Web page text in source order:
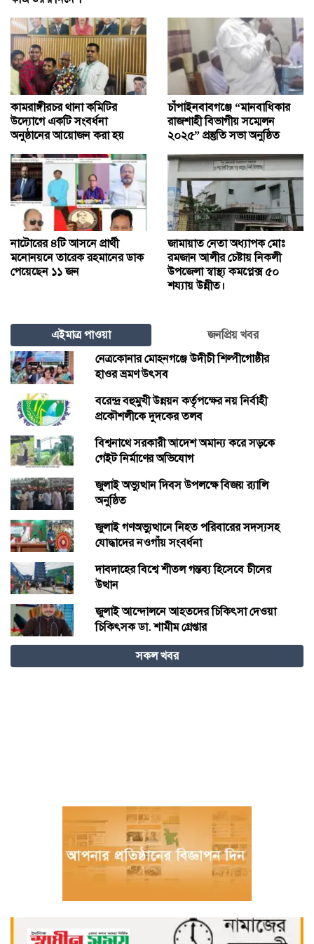
কামরাঙ্গীরচর থানা কমিটির
উদ্যোগে একটি সংবর্ধনা
অনুষ্ঠানের আয়োজন করা হয়
চাঁপাইনবাবগঞ্জে “মানবাধিকার
রাজশাহী বিভাগীয় সম্মেলন
২০২৫” প্রস্তুতি সভা অনুষ্ঠিত
নাটোরের ৪টি আসনে প্রার্থী
মনোনয়নে তারেক রহমানের ডাক
পেয়েছেন ১১ জন
জামায়াত নেতা অধ্যাপক মোঃ
রমজান আলীর চেষ্টায় নিকলী
উপজেলা স্বাস্থ্য কমপ্লেক্স ৫০
শয্যায় উন্নীত।
এইমাত্র পাওয়া
জনপ্রিয় খবর
নেত্রকোনার মোহনগঞ্জে উদীচী শিল্পীগোষ্ঠীর
হাওর ভ্রমণ উৎসব
বরেন্দ্র বহুমুখী উন্নয়ন কর্তৃপক্ষের নয় নির্বাহী
প্রকৌশলীকে দুদকের তলব
বিশ্বনাথে সরকারী আদেশ অমান্য করে সড়কে
গেইট নির্মাণের অভিযোগ
জুলাই অভ্যুত্থান দিবস উপলক্ষে বিজয় র‍্যালি
অনুষ্ঠিত
জুলাই গণঅভ্যুত্থানে নিহত পরিবারের সদস্যসহ
যোদ্ধাদের নওগাঁয় সংবর্ধনা
দাবদাহের বিশ্বে শীতল গন্তব্য হিসেবে চীনের
উত্থান
জুলাই আন্দোলনে আহতদের চিকিৎসা দেওয়া
চিকিৎসক ডা. শামীম গ্রেপ্তার
বিজ্ঞান – উদ্ভাবন ও কৃত্রিম বুদ্ধিমত্তায় ভবিষ্যতের
চীন
চিতলমারী থানা প্রেসক্লাবের কমিটি ঘোষণা :
সভাপতি শহিদুল হক টিপু, সিনি: সহ সভাপতি
মো: আজাদ খান, সাধারণ সম্পাদক অরুন কুমার
সরকার।
মেজর হাফিজ অস্থায়ী রাষ্ট্রপতি নির্বাচিত হওয়ায়
সকল খবর